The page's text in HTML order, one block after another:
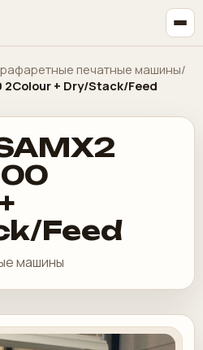
печатные машины/
2Colour + Dry/Stack/Feed
Feed
машины